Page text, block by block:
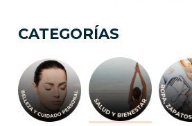
CATEGORÍAS